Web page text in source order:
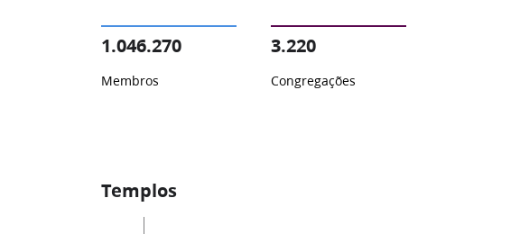
1.046.270
Membros
3.220
Congregações
Templos